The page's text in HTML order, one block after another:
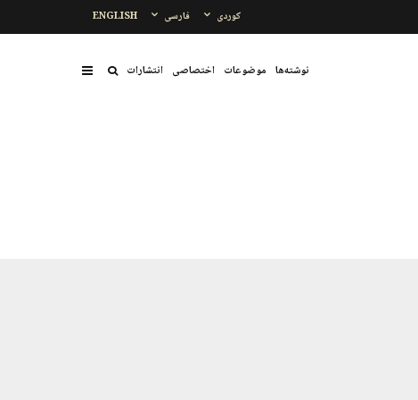
ENGLISH فارسی کوردی
نوشتەها موضوعات اختصاصی انتشارات